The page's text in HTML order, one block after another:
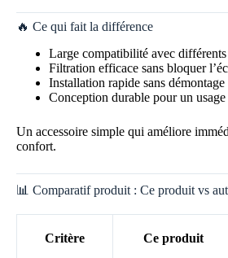
🔥 Ce qui fait la différence
Large compatibilité avec
Filtration efficace sans bloquer
Installation rapide sans
Conception durable pour un
Un accessoire simple qui améliore
confort.
📊 Comparatif produit : Ce produit vs
Critère Ce produit